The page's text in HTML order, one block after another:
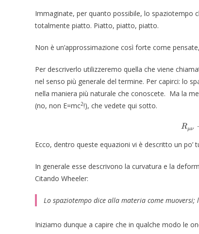
Immaginate, per quanto possibile, lo spaziotempo
totalmente piatto. Piatto, piatto, piatto.
Non è un’approssimazione così forte come
Per descriverlo utilizzeremo quella che viene
nel senso più generale del termine. Per capirci: lo
nella maniera più naturale che conoscete. Ma la
(no, non E=mc2!), che vedete qui sotto.
Rμν
Ecco, dentro queste equazioni vi è descritto un
In generale esse descrivono la curvatura e la
Citando Wheeler:
Lo spaziotempo dice alla materia come
Iniziamo dunque a capire che in qualche modo le